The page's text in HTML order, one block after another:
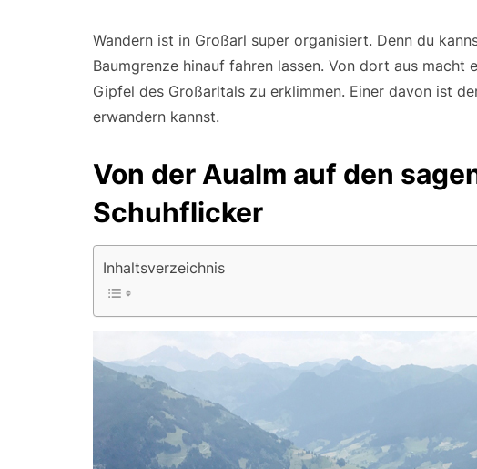
Wandern ist in Großarl super organisiert. Denn du
Baumgrenze hinauf fahren lassen. Von dort aus
Gipfel des Großarltals zu erklimmen. Einer davon ist
erwandern kannst.
Von der Aualm auf den
Schuhflicker
Inhaltsverzeichnis